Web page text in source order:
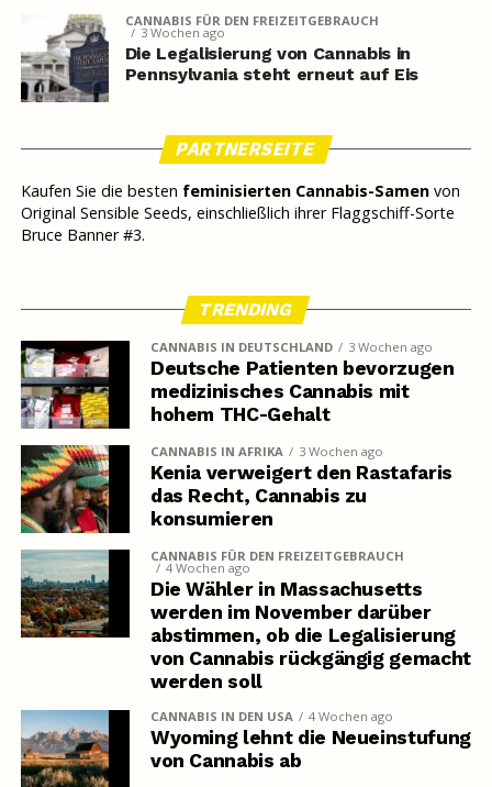
CANNABIS FÜR DEN FREIZEITGEBRAUCH
3 Wochen ago
Die Legalisierung von Cannabis in
Pennsylvania steht erneut auf Eis
PARTNERSEITE
Kaufen Sie die besten feminisierten Cannabis-Samenvon
Original Sensible Seeds, einschließlich ihrer Flaggschiff-Sorte
Bruce Banner #3.
TRENDING
CANNABIS IN DEUTSCHLAND 3 Wochen ago
Deutsche Patienten bevorzugen
medizinisches Cannabis mit
hohem THC-Gehalt
CANNABIS IN AFRIKA 3 Wochen ago
Kenia verweigert den Rastafaris
das Recht, Cannabis zu
konsumieren
CANNABIS FÜR DEN FREIZEITGEBRAUCH
4 Wochen ago
Die Wähler in Massachusetts
werden im November darüber
abstimmen, ob die Legalisierung
von Cannabis rückgängig gemacht
werden soll
CANNABIS IN DEN USA 4 Wochen ago
Wyoming lehnt die Neueinstufung
von Cannabis ab